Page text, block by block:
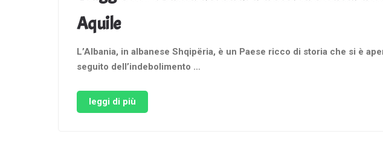
Aquile
L’Albania, in albanese Shqipëria, è un Paese ricco di storia che si è
seguito dell’indebolimento …
leggi di più